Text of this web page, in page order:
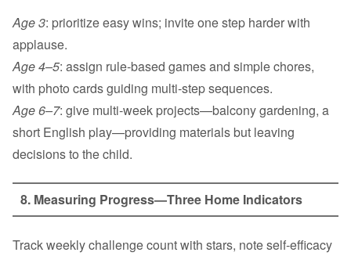
Age 3: prioritize easy wins; invite one step harder with
applause.
Age 4–5: assign rule‑based games and simple chores,
with photo cards guiding multi‑step sequences.
Age 6–7: give multi‑week projects—balcony gardening, a
short English play—providing materials but leaving
decisions to the child.
8. Measuring Progress—Three Home Indicators
Track weekly challenge count with stars, note self‑efficacy